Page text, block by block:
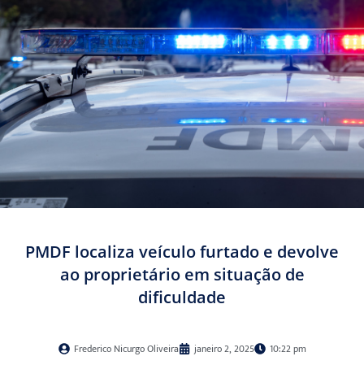
PMDF localiza veículo furtado e devolve
ao proprietário em situação de
dificuldade
Frederico Nicurgo Oliveira janeiro 2, 2025 10:22 pm